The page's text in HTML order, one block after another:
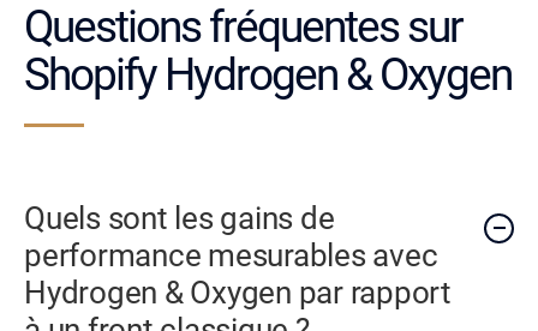
Questions fréquentes sur
Shopify Hydrogen & Oxygen
Quels sont les gains de
performance mesurables avec
Hydrogen & Oxygen par rapport